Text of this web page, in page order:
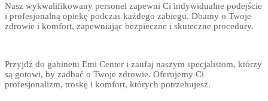
Nasz wykwalifikowany personel zapewni Ci indywidualne podejście
i profesjonalną opiekę podczas każdego zabiegu. Dbamy o Twoje
zdrowie i komfort, zapewniając bezpieczne i skuteczne procedury.
Przyjdź do gabinetu Emi Center i zaufaj naszym specjalistom, którzy
są gotowi, by zadbać o Twoje zdrowie. Oferujemy Ci
profesjonalizm, troskę i komfort, których potrzebujesz.